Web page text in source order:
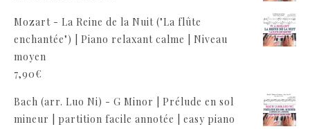
Mozart - La Reine de la Nuit ("La flûte
enchantée") | Piano relaxant calme | Niveau
moyen
7,90€
Bach (arr. Luo Ni) - G Minor | Prélude en sol
mineur | partition facile annotée | easy piano